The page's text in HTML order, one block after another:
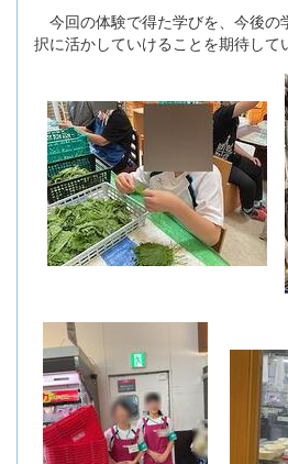
今回の体験で得た学びを、今後の
択に活かしていけることを期待して